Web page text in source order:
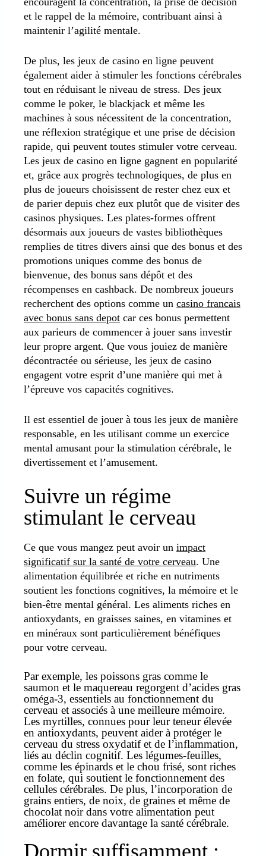
et le rappel de la mémoire, contribuant ainsi à
maintenir l’agilité mentale.
De plus, les jeux de casino en ligne peuvent
également aider à stimuler les fonctions cérébrales
tout en réduisant le niveau de stress. Des jeux
comme le poker, le blackjack et même les
machines à sous nécessitent de la concentration,
une réflexion stratégique et une prise de décision
rapide, qui peuvent toutes stimuler votre cerveau.
Les jeux de casino en ligne gagnent en popularité
et, grâce aux progrès technologiques, de plus en
plus de joueurs choisissent de rester chez eux et
de parier depuis chez eux plutôt que de visiter des
casinos physiques. Les plates-formes offrent
désormais aux joueurs de vastes bibliothèques
remplies de titres divers ainsi que des bonus et des
promotions uniques comme des bonus de
bienvenue, des bonus sans dépôt et des
récompenses en cashback. De nombreux joueurs
recherchent des options comme un casino francais
avec bonus sans depot car ces bonus permettent
aux parieurs de commencer à jouer sans investir
leur propre argent. Que vous jouiez de manière
décontractée ou sérieuse, les jeux de casino
engagent votre esprit d’une manière qui met à
l’épreuve vos capacités cognitives.
Il est essentiel de jouer à tous les jeux de manière
responsable, en les utilisant comme un exercice
mental amusant pour la stimulation cérébrale, le
divertissement et l’amusement.
Suivre un régime
stimulant le cerveau
Ce que vous mangez peut avoir un impact
significatif sur la santé de votre cerveau. Une
alimentation équilibrée et riche en nutriments
soutient les fonctions cognitives, la mémoire et le
bien-être mental général. Les aliments riches en
antioxydants, en graisses saines, en vitamines et
en minéraux sont particulièrement bénéfiques
pour votre cerveau.
Par exemple, les poissons gras comme le
saumon et le maquereau regorgent d’acides gras
oméga-3, essentiels au fonctionnement du
cerveau et associés à une meilleure mémoire.
Les myrtilles, connues pour leur teneur élevée
en antioxydants, peuvent aider à protéger le
cerveau du stress oxydatif et de l’inflammation,
liés au déclin cognitif. Les légumes-feuilles,
comme les épinards et le chou frisé, sont riches
en folate, qui soutient le fonctionnement des
cellules cérébrales. De plus, l’incorporation de
grains entiers, de noix, de graines et même de
chocolat noir dans votre alimentation peut
améliorer encore davantage la santé cérébrale.
Dormir suffisamment :